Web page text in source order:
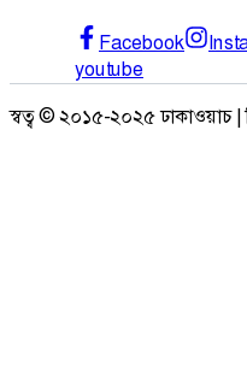
Facebook
youtube
স্বত্ব © ২০১৫-২০২৫ ঢাকাওয়াচ |